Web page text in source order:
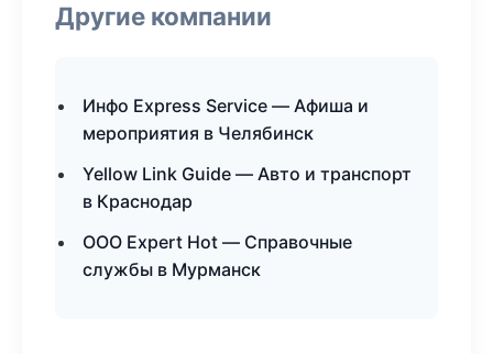
Другие компании
Инфо Express Service — Афиша и
мероприятия в Челябинск
Yellow Link Guide — Авто и транспорт
в Краснодар
ООО Expert Hot — Справочные
службы в Мурманск